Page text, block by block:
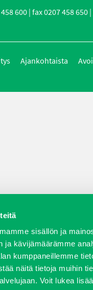
sisällön ja
ja kävijämäärämme
kumppaneillemme
näitä tietoja muihin
Voit lukea
600 | fax 0207 458
Ajankohtaista